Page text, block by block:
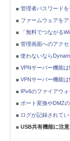
管理者パスワードを
ファームウェアを
「無料でつながる
管理画面へのアクセ
使わないなら
VPNサーバー機能
VPNサーバー機能
IPv6のファイアウ
ポート変換やDMZ
ログが記録されて
USB共有機能に注意